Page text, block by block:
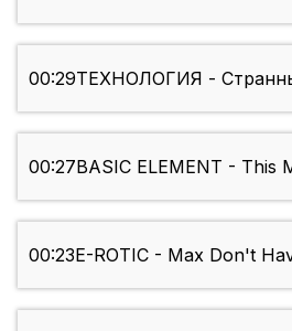
00:29ТЕХНОЛОГИЯ -
00:27BASIC ELEMENT - This
00:23E-ROTIC - Max Don't